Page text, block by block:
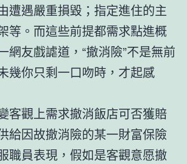
遭遇嚴重損毀；指定進住的主
等。而這些前提都需求點進概
網友戲謔道，“撤消險”不是無前
幾你只剩一口吻時，才起感
客觀上需求撤消飯店可否獲賠
給因故撤消險的某一財富保險
職員表現，假如是客觀意愿撤